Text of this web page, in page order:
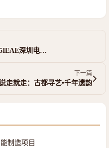
深圳电…
下一篇
走就走：古都寻艺•千年遗韵
制造项目